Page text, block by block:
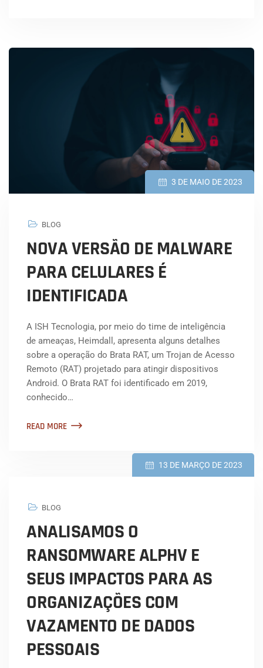
3 DE MAIO DE 2023
BLOG
NOVA VERSÃO DE MALWARE
PARA CELULARES É
IDENTIFICADA
A ISH Tecnologia, por meio do time de inteligência
de ameaças, Heimdall, apresenta alguns detalhes
sobre a operação do Brata RAT, um Trojan de Acesso
Remoto (RAT) projetado para atingir dispositivos
Android. O Brata RAT foi identificado em 2019,
conhecido…
READ MORE
13 DE MARÇO DE 2023
BLOG
ANALISAMOS O
RANSOMWARE ALPHV E
SEUS IMPACTOS PARA AS
ORGANIZAÇÕES COM
VAZAMENTO DE DADOS
PESSOAIS